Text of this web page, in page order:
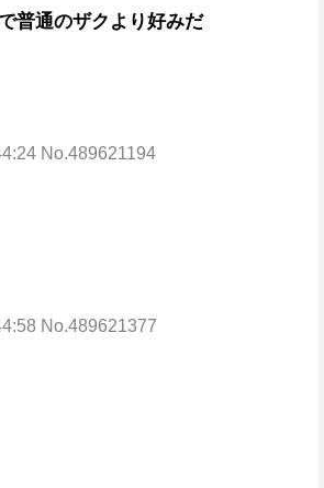
普通のザクより好みだ
No.489621194
No.489621377